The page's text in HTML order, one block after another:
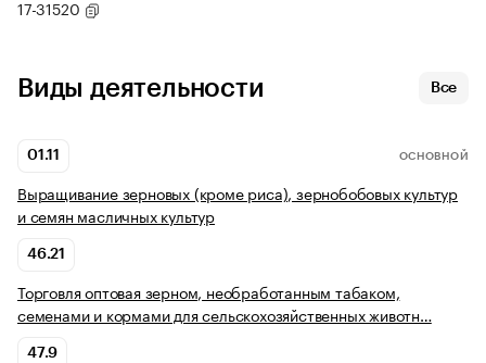
17-31520
Виды деятельности Все
01.11 ОСНОВНОЙ
Выращивание зерновых (кроме риса), зернобобовых культур
и семян масличных культур
46.21
Торговля оптовая зерном, необработанным табаком,
семенами и кормами для сельскохозяйственных животн…
47.9